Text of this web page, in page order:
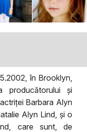
în Brooklyn,
și
Barbara Alyn
Alyn Lind, și o
care sunt, de